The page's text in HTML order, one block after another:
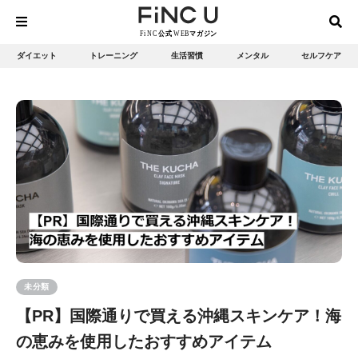
ダイエット トレーニング 生活習慣 メンタル セルフケア
未分類
【PR】国際通りで買える沖縄スキンケア！海
の恵みを使用したおすすめアイテム